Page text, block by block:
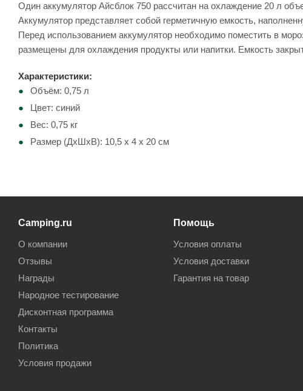
Один аккумулятор Айсблок 750 рассчитан на охлаждение 20 л
Аккумулятор представляет собой герметичную емкость,
Перед использованием аккумулятор необходимо поместить в
размещены для охлаждения продукты или напитки. Емкость
Характеристики:
Объём: 0,75 л
Цвет: синий
Вес: 0,75 кг
Размер (ДхШхВ): 10,5 х 4 х 20 см
Camping.ru
О компании
Отзывы
Награды
Народное тестирование
Дисконтная программа
Контакты
Политика
Условия продажи
Помощь
Условия оплаты
Условия доставки
Гарантия на товар